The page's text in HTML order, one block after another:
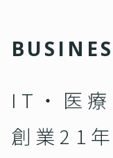
BUS I N ES
IT・医
創業21